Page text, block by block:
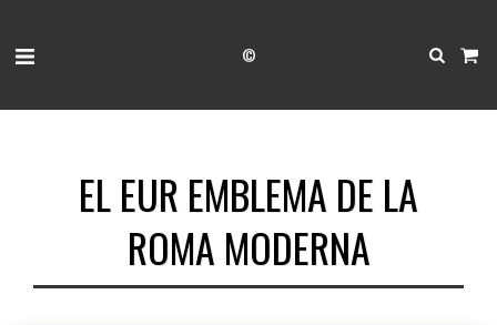
©
EL EUR EMBLEMA DE LA
ROMA MODERNA